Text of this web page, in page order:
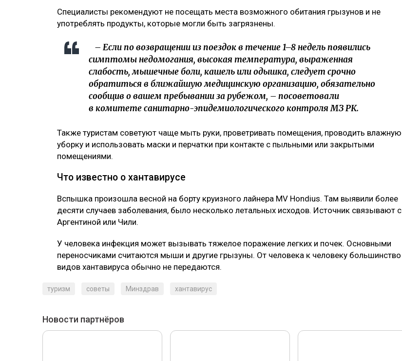
Специалисты рекомендуют не посещать места возможного обитания грызунов и не
употреблять продукты, которые могли быть загрязнены.
– Если по возвращении из поездок в течение 1–8 недель появились
симптомы недомогания, высокая температура, выраженная
слабость, мышечные боли, кашель или одышка, следует срочно
обратиться в ближайшую медицинскую организацию, обязательно
сообщив о вашем пребывании за рубежом, – посоветовали
в комитете санитарно-эпидемиологического контроля МЗ РК.
Также туристам советуют чаще мыть руки, проветривать помещения, проводить влажную
уборку и использовать маски и перчатки при контакте с пыльными или закрытыми
помещениями.
Что известно о хантавирусе
Вспышка произошла весной на борту круизного лайнера MV Hondius. Там выявили более
десяти случаев заболевания, было несколько летальных исходов. Источник связывают с
Аргентиной или Чили.
У человека инфекция может вызывать тяжелое поражение легких и почек. Основными
переносчиками считаются мыши и другие грызуны. От человека к человеку большинство
видов хантавируса обычно не передаются.
туризм советы Минздрав хантавирус